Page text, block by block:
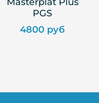
PGS
4800 руб